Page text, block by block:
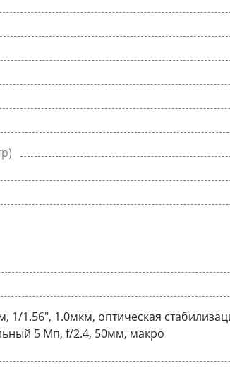
1/1.56", 1.0мкм, оптическая
5 Мп, f/2.4, 50мм, макро